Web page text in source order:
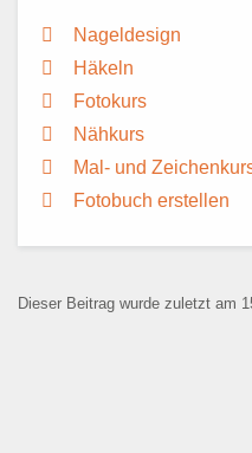
Nageldesign
Häkeln
Fotokurs
Nähkurs
Mal- und
Fotobuch erstellen
Dieser Beitrag wurde zuletzt am